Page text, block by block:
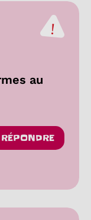
au
RÉPONDRE